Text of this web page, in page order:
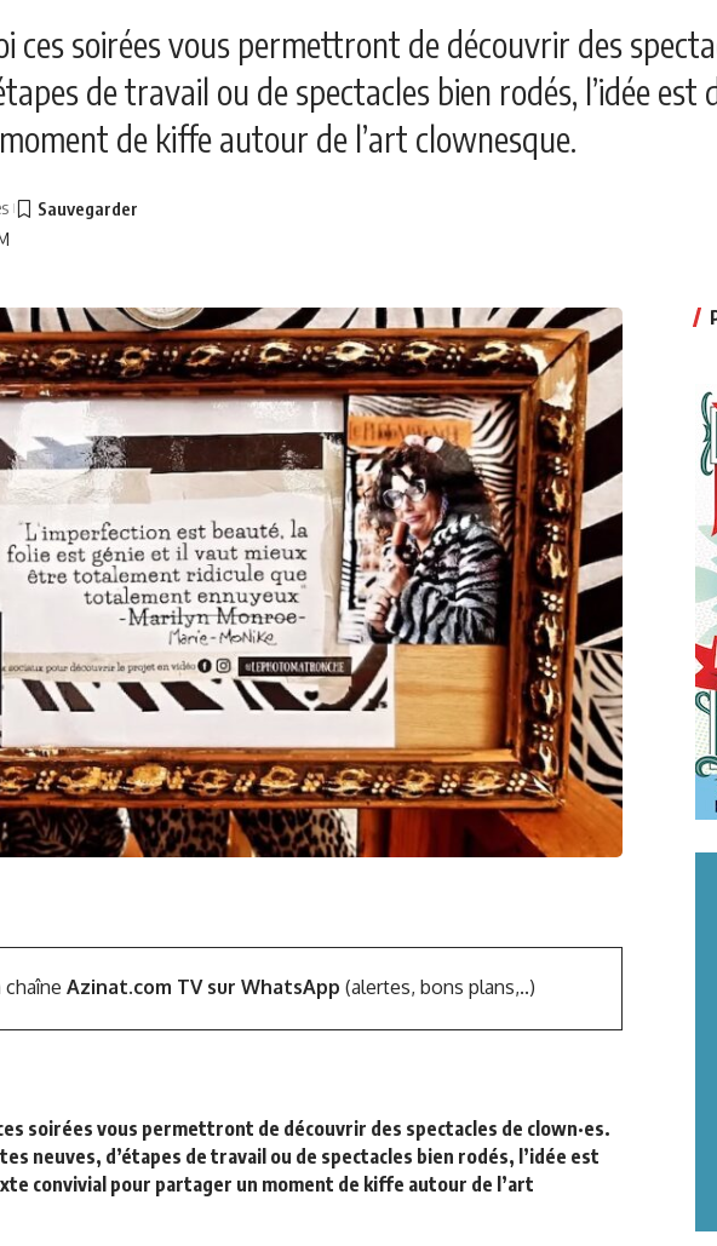
ces soirées vous permettront de découvrir des
de travail ou de spectacles bien rodés, l’idée
de kiffe autour de l’art clownesque.
chaîne Azinat.com TV sur WhatsApp (alertes, bons plans,..)
soirées vous permettront de découvrir des spectacles de clown·es.
neuves, d’étapes de travail ou de spectacles bien rodés, l’idée est
convivial pour partager un moment de kiffe autour de l’art